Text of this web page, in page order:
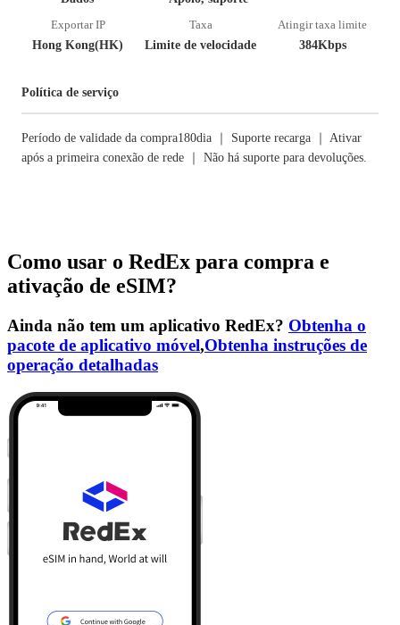
Exportar IP
Hong Kong(HK)
Taxa
Limite de velocidade
Atingir taxa limite
384Kbps
Política de serviço
Período de validade da compra180dia ｜ Suporte recarga ｜ Ativar
após a primeira conexão de rede ｜ Não há suporte para devoluções.
Como usar o RedEx para compra e
ativação de eSIM?
Ainda não tem um aplicativo RedEx? Obtenha o
pacote de aplicativo móvel,Obtenha instruções de
operação detalhadas